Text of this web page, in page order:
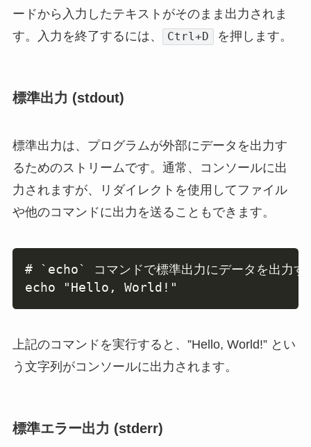
ードから入力したテキストがそのまま出力されま
す。入力を終了するには、
Ctrl+D を押します。
標準出力 (stdout)
標準出力は、プログラムが外部にデータを出力す
るためのストリームです。通常、コンソールに出
力されますが、リダイレクトを使用してファイル
や他のコマンドに出力を送ることもできます。
# `echo` コマンドで標準出力にデータを出力す
echo "Hello, World!"
Copy
上記のコマンドを実行すると、”Hello, World!” とい
う文字列がコンソールに出力されます。
標準エラー出力 (stderr)